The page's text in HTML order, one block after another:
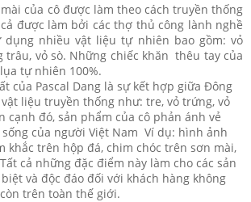
của cô được làm theo cách truyền thống
được làm bởi các thợ thủ công lành nghề
dụng nhiều vật liệu tự nhiên bao gồm: vỏ
vỏ sò. Những chiếc khăn thêu tay của
tự nhiên 100%.
của Pascal Dang là sự kết hợp giữa Đông
liệu truyền thống như: tre, vỏ trứng, vỏ
cạnh đó, sản phẩm của cô phản ánh vẻ
của người Việt Nam Ví dụ: hình ảnh
khắc trên hộp đá, chim chóc trên sơn mài,
cả những đặc điểm này làm cho các sản
và độc đáo đối với khách hàng không
trên toàn thế giới.